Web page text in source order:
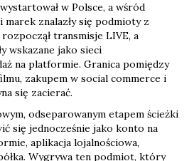
w Polsce, a wśród
znalazły się podmioty z
transmisje LIVE, a
wskazane jako sieci
na platformie. Granica pomiędzy
zakupem w social commerce i
się zacierać.
odseparowanym etapem ścieżki
się jednocześnie jako konto na
aplikacja lojalnościowa,
Wygrywa ten podmiot, który